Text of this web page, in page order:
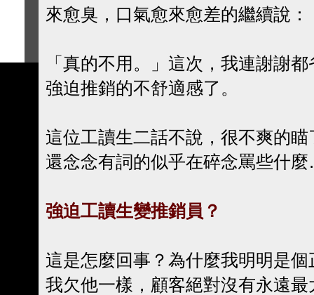
來愈臭，口氣愈來愈差的繼續說
「真的不用。」這次，我連謝謝
強迫推銷的不舒適感了。
這位工讀生二話不說，很不爽的
還念念有詞的似乎在碎念罵些什
強迫工讀生變推銷員？
這是怎麼回事？為什麼我明明是
我欠他一樣，顧客絕對沒有永遠